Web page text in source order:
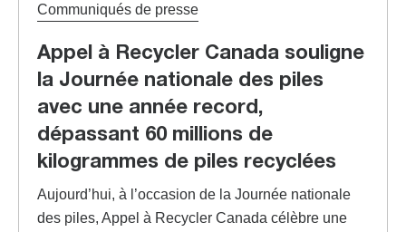
Communiqués de presse
Appel à Recycler Canada souligne
la Journée nationale des piles
avec une année record,
dépassant 60 millions de
kilogrammes de piles recyclées
Aujourd’hui, à l’occasion de la Journée nationale
des piles, Appel à Recycler Canada célèbre une